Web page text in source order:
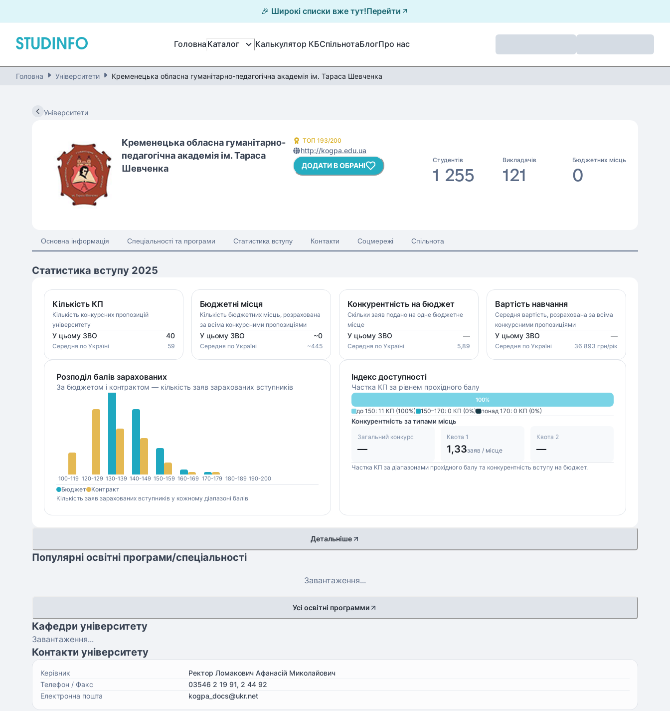
🎉 Широкі списки вже тут!Перейти
Головна Каталог Калькулятор КБСпільнотаБлогПро нас
Головна Університети Кременецька обласна гуманітарно-педагогічна академія ім. Тараса Шевченка
Університети
Кременецька обласна гуманітарно-
педагогічна академія ім. Тараса
Шевченка
ТОП193/200
http://kogpa.edu.ua
Студентів
1 255
Викладачів
121
Бюджетних місць
0
ДОДАТИ В ОБРАНІ
Основна інформація Спеціальності та програми Статистика вступу Контакти Соцмережі Спільнота
Статистика вступу 2025
Кількість КП
Кількість конкурсних пропозицій
університету
У цьому ЗВО 40
Середня по Україні 59
Бюджетні місця
Кількість бюджетних місць, розрахована
за всіма конкурсними пропозиціями
У цьому ЗВО ~0
Середня по Україні ~445
Конкурентність на бюджет
Скільки заяв подано на одне бюджетне
місце
У цьому ЗВО —
Середня по Україні 5,89
Вартість навчання
Середня вартість, розрахована за всіма
конкурсними пропозиціями
У цьому ЗВО —
Середня по Україні 36 893 грн/рік
Розподіл балів зарахованих
За бюджетом і контрактом — кількість заяв зарахованих вступників
100-119 120-129 130-139 140-149 150-159 160-169 170-179 180-189 190-200
Бюджет
Контракт
Кількість заяв зарахованих вступників у кожному діапазоні балів
Індекс доступності
Частка КП за рівнем прохідного балу
100%
до 150: 11 КП (100%) 150–170: 0 КП (0%) понад 170: 0 КП (0%)
Конкурентність за типами місць
Загальний конкурс
—
Квота 1
1,33заяв / місце
Квота 2
—
Частка КП за діапазонами прохідного балу та конкурентність вступу на бюджет.
Детальніше
Популярні освітні програми/спеціальності
Завантаження...
Усі освітні программи
Кафедри університету
Завантаження...
Контакти університету
Керівник
Ректор Ломакович Афанасій Миколайович
Телефон / Факс
03546 2 19 91, 2 44 92
Електронна пошта
kogpa_docs@ukr.net